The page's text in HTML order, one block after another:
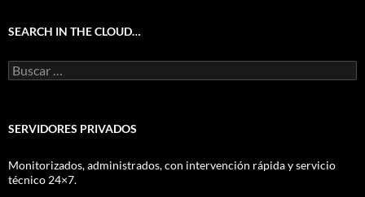
SEARCH IN THE CLOUD…
Buscar:
SERVIDORES PRIVADOS
Monitorizados, administrados, con intervención rápida y servicio
técnico 24×7.